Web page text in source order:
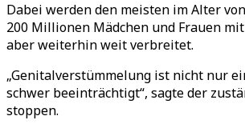
Dabei werden den meisten im Alter
200 Millionen Mädchen und Frauen
aber weiterhin weit verbreitet.
„Genitalverstümmelung ist nicht nur
schwer beeinträchtigt“, sagte der
stoppen.